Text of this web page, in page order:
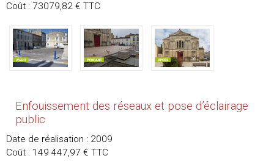
Coût : 73079,82 € TTC
Enfouissement des réseaux et pose d’éclairage
public
Date de réalisation : 2009
Coût : 149 447,97 € TTC